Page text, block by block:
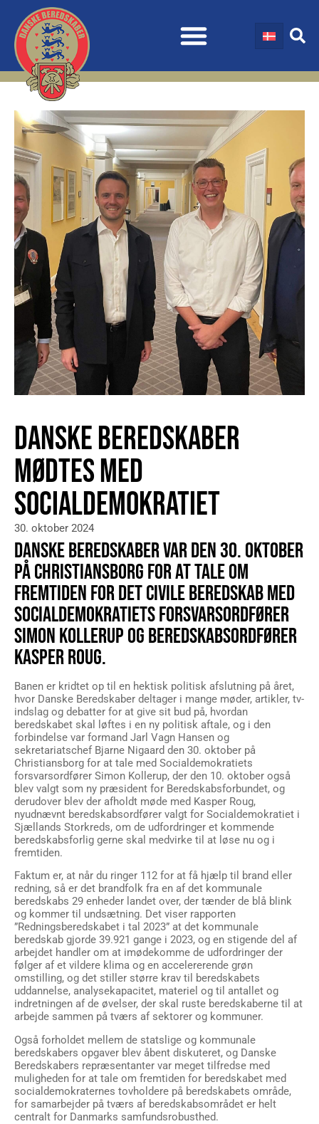
DANSKE BEREDSKABER
MØDTES MED
SOCIALDEMOKRATIET
30. oktober 2024
DANSKE BEREDSKABER VAR DEN 30. OKTOBER
PÅ CHRISTIANSBORG FOR AT TALE OM
FREMTIDEN FOR DET CIVILE BEREDSKAB MED
SOCIALDEMOKRATIETS FORSVARSORDFØRER
SIMON KOLLERUP OG BEREDSKABSORDFØRER
KASPER ROUG.
Banen er kridtet op til en hektisk politisk afslutning på året,
hvor Danske Beredskaber deltager i mange møder, artikler, tv-
indslag og debatter for at give sit bud på, hvordan
beredskabet skal løftes i en ny politisk aftale, og i den
forbindelse var formand Jarl Vagn Hansen og
sekretariatschef Bjarne Nigaard den 30. oktober på
Christiansborg for at tale med Socialdemokratiets
forsvarsordfører Simon Kollerup, der den 10. oktober også
blev valgt som ny præsident for Beredskabsforbundet, og
derudover blev der afholdt møde med Kasper Roug,
nyudnævnt beredskabsordfører valgt for Socialdemokratiet i
Sjællands Storkreds, om de udfordringer et kommende
beredskabsforlig gerne skal medvirke til at løse nu og i
fremtiden.
Faktum er, at når du ringer 112 for at få hjælp til brand eller
redning, så er det brandfolk fra en af det kommunale
beredskabs 29 enheder landet over, der tænder de blå blink
og kommer til undsætning. Det viser rapporten
”Redningsberedskabet i tal 2023” at det kommunale
beredskab gjorde 39.921 gange i 2023, og en stigende del af
arbejdet handler om at imødekomme de udfordringer der
følger af et vildere klima og en accelererende grøn
omstilling, og det stiller større krav til beredskabets
uddannelse, analysekapacitet, materiel og til antallet og
indretningen af de øvelser, der skal ruste beredskaberne til at
arbejde sammen på tværs af sektorer og kommuner.
Også forholdet mellem de statslige og kommunale
beredskabers opgaver blev åbent diskuteret, og Danske
Beredskabers repræsentanter var meget tilfredse med
muligheden for at tale om fremtiden for beredskabet med
socialdemokraternes tovholdere på beredskabets område,
for samarbejder på tværs af beredskabsområdet er helt
centralt for Danmarks samfundsrobusthed.